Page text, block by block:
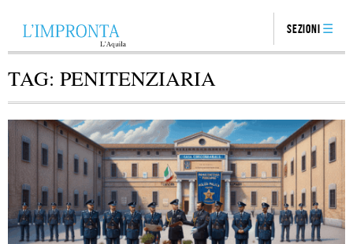
Sezioni
TAG: PENITENZIARIA